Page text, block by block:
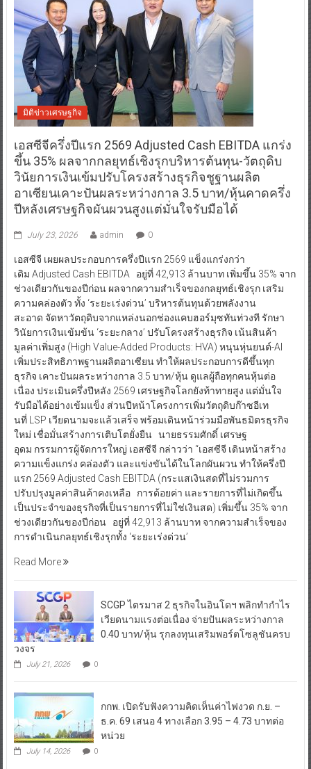
มิติข่าวเศรษฐกิจ
เอสซีจีครึ่งปีแรก 2569 Adjusted Cash EBITDA แกร่ง
ขึ้น 35% ผลจากกลยุทธ์เชิงรุกบริหารต้นทุน-วัตถุดิบ
วินัยการเงินเข้มปรับโครงสร้างธุรกิจชูฐานผลิต
อาเซียนเคาะปันผลระหว่างกาล 3.5 บาท/หุ้นคาดครึ่ง
ปีหลังเศรษฐกิจผันผวนสูงแต่มั่นใจรับมือได้
July 23, 2026 admin 0
เอสซีจี เผยผลประกอบการครึ่งปีแรก 2569 แข็งแกร่งกว่า
เดิม Adjusted Cash EBITDA อยู่ที่ 42,913 ล้านบาท เพิ่มขึ้น 35% จาก
ช่วงเดียวกันของปีก่อน ผลจากความสำเร็จของกลยุทธ์เชิงรุก เสริม
ความคล่องตัว ทั้ง ‘ระยะเร่งด่วน’ บริหารต้นทุนด้วยพลังงาน
สะอาด จัดหาวัตถุดิบจากแหล่งนอกช่องแคบฮอร์มุซทันท่วงที รักษา
วินัยการเงินเข้มข้น ‘ระยะกลาง’ ปรับโครงสร้างธุรกิจ เน้นสินค้า
มูลค่าเพิ่มสูง (High Value-Added Products: HVA) หนุนหุ่นยนต์-AI
เพิ่มประสิทธิภาพฐานผลิตอาเซียน ทำให้ผลประกอบการดีขึ้นทุก
ธุรกิจ เคาะปันผลระหว่างกาล 3.5 บาท/หุ้น ดูแลผู้ถือทุกคนหุ้นต่อ
เนื่อง ประเมินครึ่งปีหลัง 2569 เศรษฐกิจโลกยังท้าทายสูง แต่มั่นใจ
รับมือได้อย่างเข้มแข็ง ส่วนปีหน้าโครงการเพิ่มวัตถุดิบก๊าซอีเท
นที่ LSP เวียดนามจะแล้วเสร็จ พร้อมเดินหน้าร่วมมือพันธมิตรธุรกิจ
ใหม่ เชื่อมั่นสร้างการเติบโตยั่งยืน นายธรรมศักดิ์ เศรษฐ
อุดม กรรมการผู้จัดการใหญ่ เอสซีจี กล่าวว่า “เอสซีจี เดินหน้าสร้าง
ความแข็งแกร่ง คล่องตัว และแข่งขันได้ในโลกผันผวน ทำให้ครึ่งปี
แรก 2569 Adjusted Cash EBITDA (กระแสเงินสดที่ไม่รวมการ
ปรับปรุงมูลค่าสินค้าคงเหลือ การด้อยค่า และรายการที่ไม่เกิดขึ้น
เป็นประจำของธุรกิจที่เป็นรายการที่ไม่ใช่เงินสด) เพิ่มขึ้น 35% จาก
ช่วงเดียวกันของปีก่อน อยู่ที่ 42,913 ล้านบาท จากความสำเร็จของ
การดำเนินกลยุทธ์เชิงรุกทั้ง ‘ระยะเร่งด่วน’
Read More
SCGP ไตรมาส 2 ธุรกิจในอินโดฯ พลิกทำกำไร
เวียดนามแรงต่อเนื่อง จ่ายปันผลระหว่างกาล
0.40 บาท/หุ้น รุกลงทุนเสริมพอร์ตโซลูชันครบ
วงจร
July 21, 2026 0
กกพ. เปิดรับฟังความคิดเห็นค่าไฟงวด ก.ย. –
ธ.ค. 69 เสนอ 4 ทางเลือก 3.95 – 4.73 บาทต่อ
หน่วย
July 14, 2026 0